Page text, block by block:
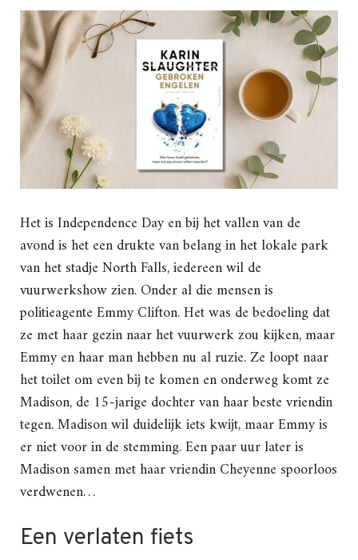
Het is Independence Day en bij het vallen van de
avond is het een drukte van belang in het lokale park
van het stadje North Falls, iedereen wil de
vuurwerkshow zien. Onder al die mensen is
politieagente Emmy Clifton. Het was de bedoeling dat
ze met haar gezin naar het vuurwerk zou kijken, maar
Emmy en haar man hebben nu al ruzie. Ze loopt naar
het toilet om even bij te komen en onderweg komt ze
Madison, de 15-jarige dochter van haar beste vriendin
tegen. Madison wil duidelijk iets kwijt, maar Emmy is
er niet voor in de stemming. Een paar uur later is
Madison samen met haar vriendin Cheyenne spoorloos
verdwenen…
Een verlaten fiets